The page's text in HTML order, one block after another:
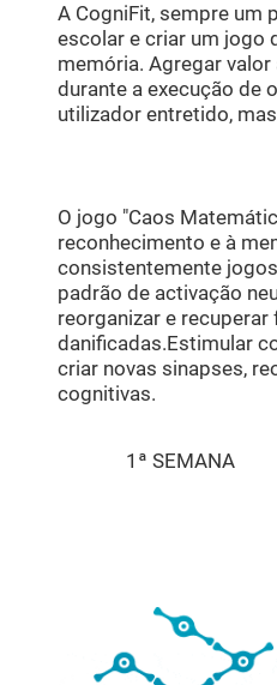
A CogniFit, sempre um
escolar e criar um jogo
memória. Agregar
durante a execução de
utilizador entretido,
O jogo "Caos
reconhecimento e à
consistentemente
padrão de activação
reorganizar e
danificadas.Estimular
criar novas sinapses,
cognitivas.
1ª SEMANA